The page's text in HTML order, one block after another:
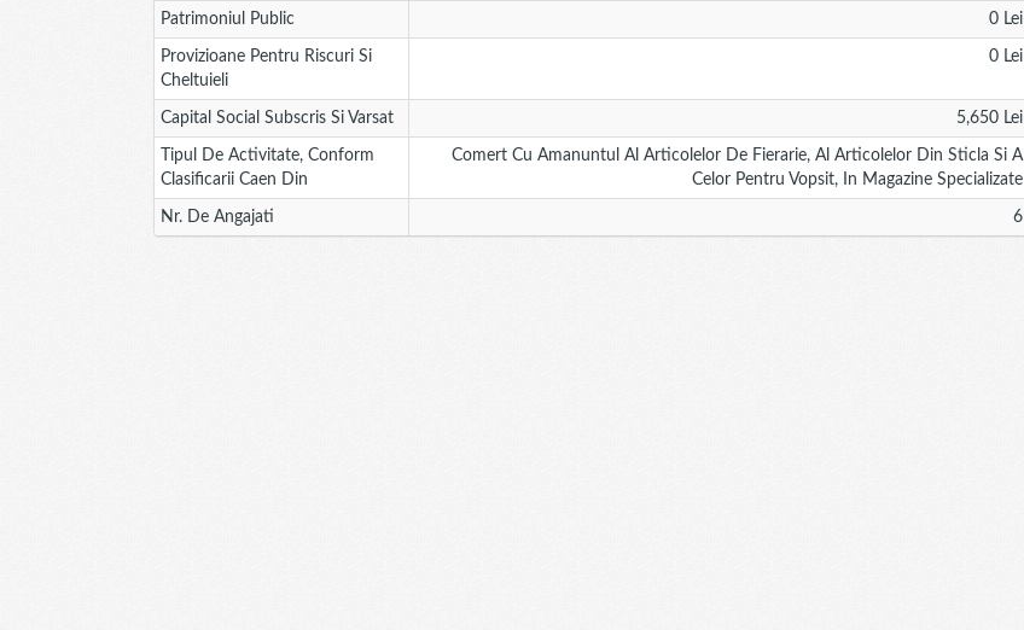
Patrimoniul Public 0 Lei
Provizioane Pentru Riscuri Si
Cheltuieli
0 Lei
Capital Social Subscris Si Varsat 5,650 Lei
Tipul De Activitate, Conform
Clasificarii Caen Din
Comert Cu Amanuntul Al Articolelor De Fierarie, Al Articolelor Din Sticla Si A
Celor Pentru Vopsit, In Magazine Specializate
Nr. De Angajati 6